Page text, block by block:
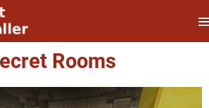
Rooms